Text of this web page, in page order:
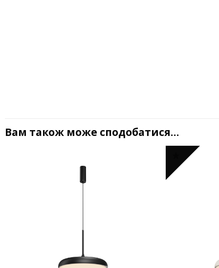
Вам також може сподобатися…